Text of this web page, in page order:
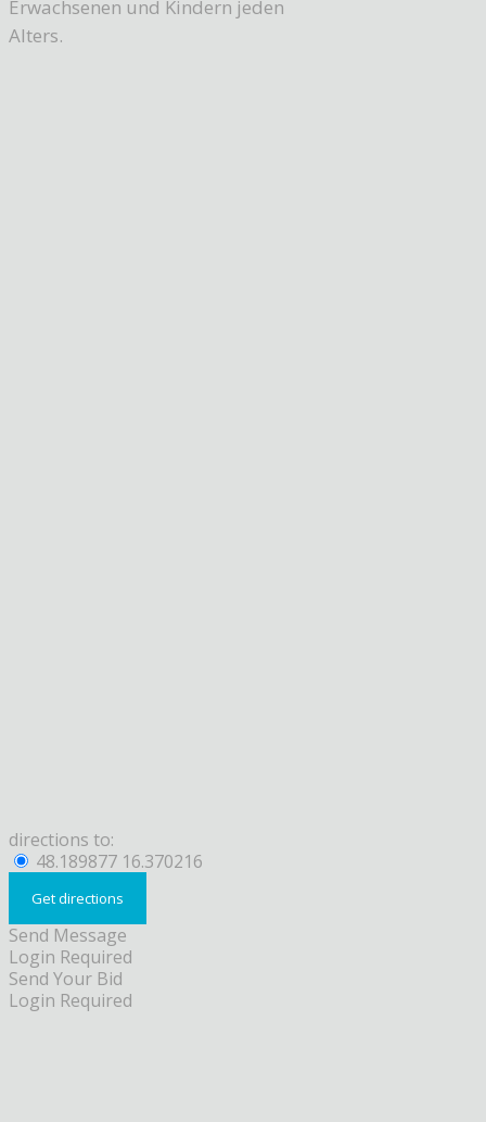
Erwachsenen und Kindern jeden
Alters.
directions to:
48.189877 16.370216
Send Message
Login Required
Send Your Bid
Login Required